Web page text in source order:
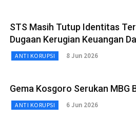
STS Masih Tutup Identitas
Dugaan Kerugian Keuangan
ANTI KORUPSI 8 Jun 2026
Gema Kosgoro Serukan MBG
ANTI KORUPSI 6 Jun 2026